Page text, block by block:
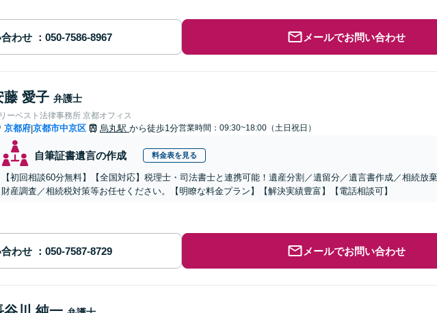
わせ メールでお問い合わせ
藤 愛子 弁護士
ーベスト法律事務所 京都オフィス
京都府|京都市中京区 烏丸駅 から徒歩1分営業時間：09:30~18:00（土日祝日）
自筆証書遺言の作成 料金表を見る
【初回相談60分無料】【全国対応】税理士・司法書士と連携可能！遺産分割／遺留分／遺言書作成／相続放
財産調査／相続税対策等お任せください。【明瞭な料金プラン】【解決実績豊富】【電話相談可】
わせ メールでお問い合わせ